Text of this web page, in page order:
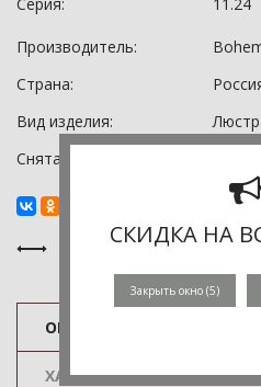
Производитель:
Страна:
Вид изделия:
Снята с производства:
ОПИСАНИЕ
ХАРАКТЕРИСТИКИ
СКИДКА НА
Закрыть окно (5)